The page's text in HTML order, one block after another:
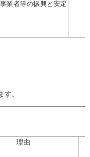
業者等の振興と安定
。
理由